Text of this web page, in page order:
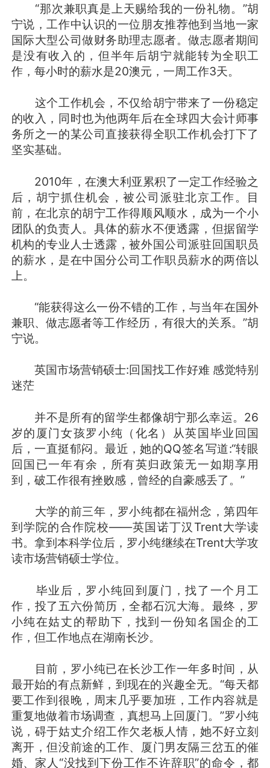
“那次兼职真是上天赐给我的一份礼物。”胡
宁说，工作中认识的一位朋友推荐他到当地一家
国际大型公司做财务助理志愿者。做志愿者期间
是没有收入的，但半年后胡宁就能转为全职工
作，每小时的薪水是20澳元，一周工作3天。
这个工作机会，不仅给胡宁带来了一份稳定
的收入，同时也为他两年后在全球四大会计师事
务所之一的某公司直接获得全职工作机会打下了
坚实基础。
2010年，在澳大利亚累积了一定工作经验之
后，胡宁抓住机会，被公司派驻北京工作。目
前，在北京的胡宁工作得顺风顺水，成为一个小
团队的负责人。具体的薪水不便透露，但据留学
机构的专业人士透露，被外国公司派驻回国职员
的薪水，是在中国分公司工作职员薪水的两倍以
上。
“能获得这么一份不错的工作，与当年在国外
兼职、做志愿者等工作经历，有很大的关系。”胡
宁说。
英国市场营销硕士:回国找工作好难 感觉特别
迷茫
并不是所有的留学生都像胡宁那么幸运。26
岁的厦门女孩罗小纯（化名）从英国毕业回国
后，一直挺郁闷。最近，她的QQ签名写道:“转眼
回国已一年有余，所有英归政策无一如期享用
到，破工作很有挫败感，曾经的自豪感丢了。”
大学的前三年，罗小纯都在福州念，第四年
到学院的合作院校——英国诺丁汉Trent大学读
书。拿到本科学位后，罗小纯继续在Trent大学攻
读市场营销硕士学位。
毕业后，罗小纯回到厦门，找了一个月工
作，投了五六份简历，全都石沉大海。最终，罗
小纯在姑丈的帮助下，找到一份知名国企的工
作，但工作地点在湖南长沙。
目前，罗小纯已在长沙工作一年多时间，从
最开始的有点新鲜，到现在的兴趣全无。“每天都
要工作到很晚，周末几乎要加班，工作内容就是
重复地做着市场调查，真想马上回厦门。”罗小纯
说，碍于姑丈介绍工作欠老板人情，她不好立刻
离开，但没前途的工作、厦门男友隔三岔五的催
婚、家人“没找到下份工作不许辞职”的命令，都